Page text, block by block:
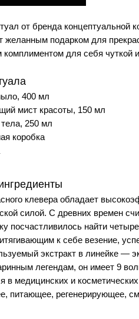
от бренда концептуальной
желанным подарком для
для себя чуткой
400 мл
мист красоты, 150 мл
250 мл
коробка
клевера обладает
силой. С древних времен
посчастливилось найти
к себе везение,
экстракт в линейке —
легендам, он имеет 9
в медицинских и
питающее, регенерирующее,